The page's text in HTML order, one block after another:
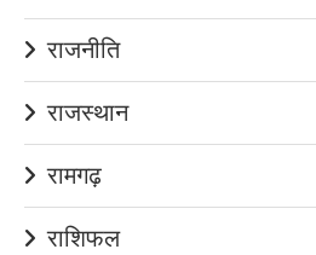
राजनीति
राजस्थान
रामगढ़
राशिफल